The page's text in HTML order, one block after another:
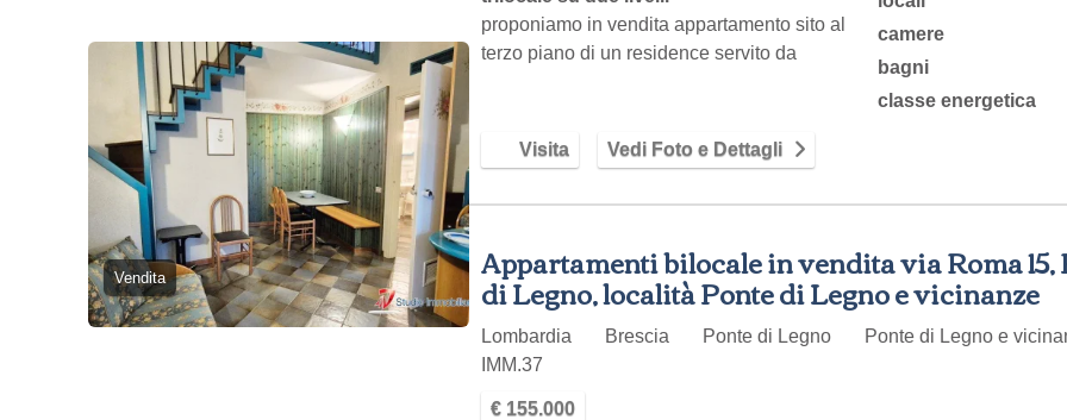
proponiamo in vendita appartamento sito al
terzo piano di un residence servito da
camere
bagni
classe energetica
Visita Vedi Foto e Dettagli
Vendita Appartamenti bilocale in vendita via Roma 15,
di Legno, località Ponte di Legno e vicinanze
Lombardia Brescia Ponte di Legno
Ponte di Legno e
IMM.37
€ 155.000